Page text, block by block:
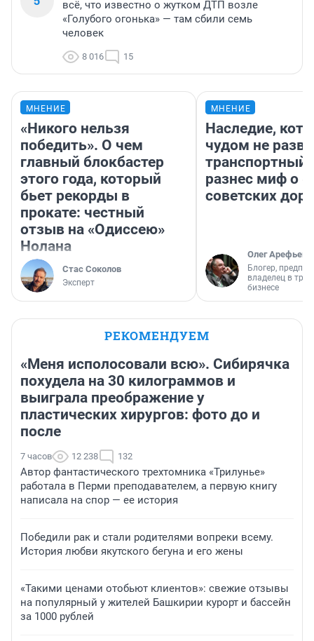
всё, что известно о жутком ДТП возле
«Голубого огонька» — там сбили семь
человек
8 016 15
МНЕНИЕ
«Никого нельзя
победить». О чем
главный блокбастер
этого года, который
бьет рекорды в
прокате: честный
отзыв на «Одиссею»
Нолана
Стас Соколов
Эксперт
МНЕНИЕ
Наследие,
чудом не
транспортный
разнес миф о
советских
Олег Арефьев
Блогер,
владелец в
бизнесе
РЕКОМЕНДУЕМ
«Меня исполосовали всю». Сибирячка
похудела на 30 килограммов и
выиграла преображение у
пластических хирургов: фото до и
после
7 часов 12 238 132
Автор фантастического трехтомника «Трилунье»
работала в Перми преподавателем, а первую книгу
написала на спор — ее история
Победили рак и стали родителями вопреки всему.
История любви якутского бегуна и его жены
«Такими ценами отобьют клиентов»: свежие отзывы
на популярный у жителей Башкирии курорт и бассейн
за 1000 рублей